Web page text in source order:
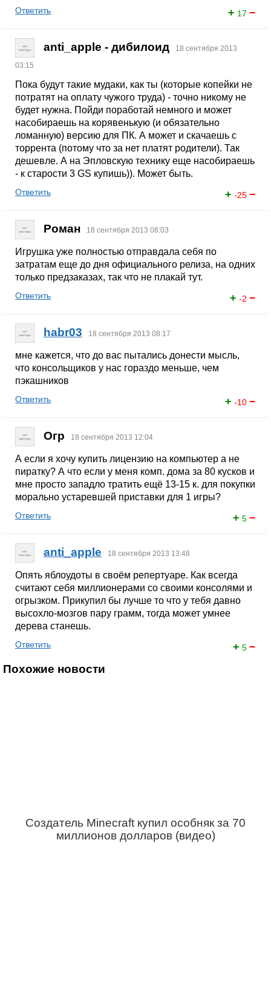
+ 17 −
Ответить
anti_apple - дибилоид
18 сентября 2013
03:15
Пока будут такие мудаки, как ты (которые копейки не
потратят на оплату чужого труда) - точно никому не
будет нужна. Пойди поработай немного и может
насобираешь на корявенькую (и обязательно
ломанную) версию для ПК. А может и скачаешь с
торрента (потому что за нет платят родители). Так
дешевле. А на Эпловскую технику еще насобираешь
- к старости 3 GS купишь)). Может быть.
+ -25 −
Ответить
Роман 18 сентября 2013 08:03
Игрушка уже полностью отправдала себя по
затратам еще до дня официального релиза, на одних
только предзаказах, так что не плакай тут.
+ -2 −
Ответить
habr03 18 сентября 2013 08:17
мне кажется, что до вас пытались донести мысль,
что консольщиков у нас гораздо меньше, чем
пэкашников
+ -10 −
Ответить
Огр 18 сентября 2013 12:04
А если я хочу купить лицензию на компьютер а не
пиратку? А что если у меня комп. дома за 80 кусков и
мне просто западло тратить ещё 13-15 к. для покупки
морально устаревшей приставки для 1 игры?
+ 5 −
Ответить
anti_apple 18 сентября 2013 13:48
Опять яблоудоты в своём репертуаре. Как всегда
считают себя миллионерами со своими консолями и
огрызком. Прикупил бы лучше то что у тебя давно
высохло-мозгов пару грамм, тогда может умнее
дерева станешь.
+ 5 −
Ответить
Похожие новости
Создатель Minecraft купил особняк за 70
миллионов долларов (видео)